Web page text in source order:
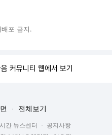
포 금지.
커뮤니티 웹에서 보기
전체보기
간 뉴스센터
공지사항